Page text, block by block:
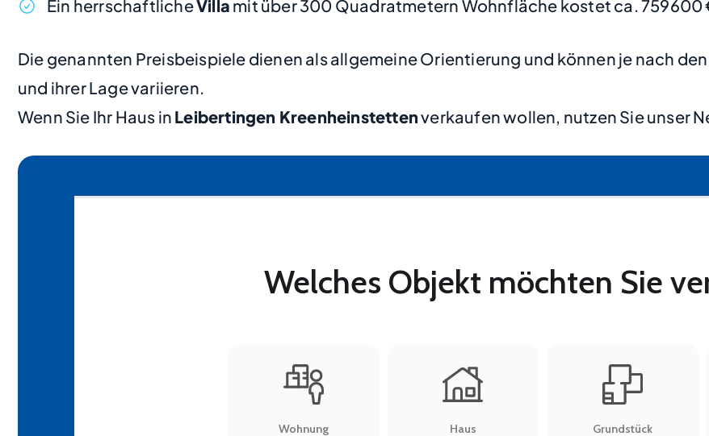
Ein herrschaftlicheVilla mit über 300 Quadratmetern Wohnfläche kostet ca. 759600
Die genannten Preisbeispiele dienen als allgemeine Orientierung und können je nach
und ihrer Lage variieren.
Wenn Sie Ihr Haus in Leibertingen Kreenheinstettenverkaufen wollen, nutzen Sie unser